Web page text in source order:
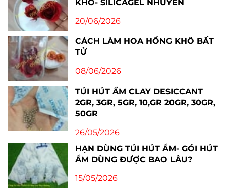
KHÔ- SILICAGEL NHUYỄN
20/06/2026
CÁCH LÀM HOA HỒNG KHÔ BẤT
TỬ
08/06/2026
TÚI HÚT ẨM CLAY DESICCANT
2GR, 3GR, 5GR, 10,GR 20GR, 30GR,
50GR
26/05/2026
HẠN DÙNG TÚI HÚT ẨM- GÓI HÚT
ẨM DÙNG ĐƯỢC BAO LÂU?
15/05/2026